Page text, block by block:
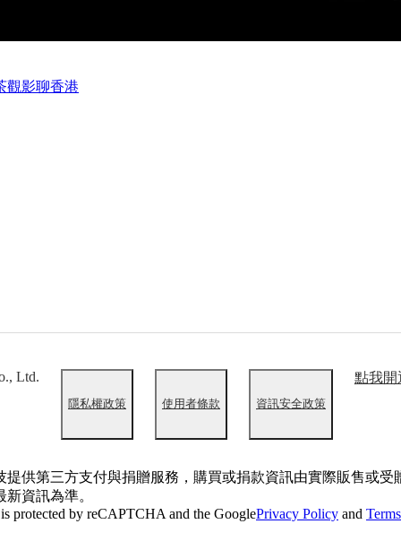
觀影聊香港
Ltd.
隱私權政策 使用者條款 資訊安全政策
點我開
提供第三方支付與捐贈服務，購買或捐款資訊由實際販售或受
新資訊為準。
protected by reCAPTCHA and the GooglePrivacy Policy and